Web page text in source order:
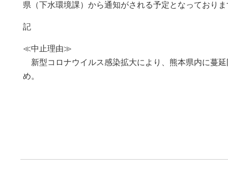
県（下水環境課）から通知がされる予定となっており
記
≪中止理由≫
新型コロナウイルス感染拡大により、熊本県内に蔓
め。